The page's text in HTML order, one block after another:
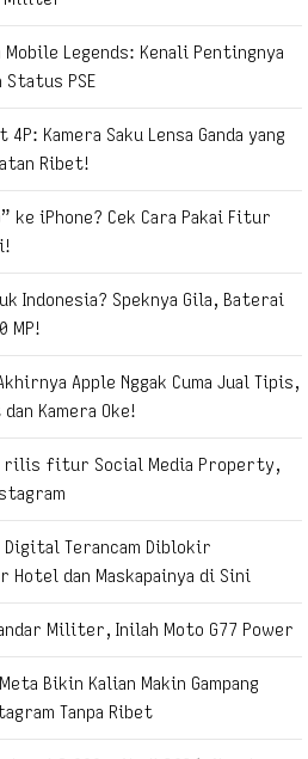
Mobile Legends: Kenali Pentingnya
Status PSE
4P: Kamera Saku Lensa Ganda yang
Ribet!
ke iPhone? Cek Cara Pakai Fitur
Indonesia? Speknya Gila, Baterai
MP!
Apple Nggak Cuma Jual Tipis,
Kamera Oke!
rilis fitur Social Media Property,
Terancam Diblokir
Hotel dan Maskapainya di Sini
Militer, Inilah Moto G77 Power
Bikin Kalian Makin Gampang
Tanpa Ribet